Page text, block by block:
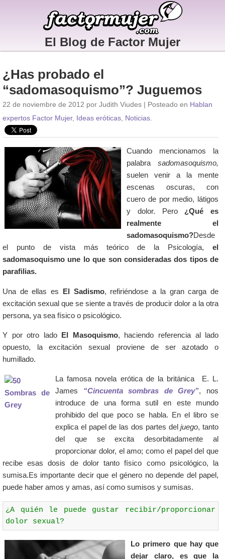
El Blog de Factor Mujer
¿Has probado el
“sadomasoquismo”? Juguemos
22 de noviembre de 2012 por Judith Viudes | Posteado en Hablan
expertos Factor Mujer, Ideas eróticas Noticias
Cuando mencionamos la
palabrasadomasoquismo,
suelen venir a la mente
escenas oscuras, con
cuero de por medio, látigos
y dolor. Pero ¿Qué es
realmente el
sadomasoquismo?Desde
el punto de vista más teórico de la Psicología,el
sadomasoquismo une lo que son consideradas dos tipos de
parafilias.
Una de ellas es El Sadismo, refiriéndose a la gran carga de
excitación sexual que se siente a través de producir dolor a la otra
persona, ya sea físico o psicológico.
Y por otro lado El Masoquismo, haciendo referencia al lado
opuesto, la excitación sexual proviene de ser azotado o
humillado.
La famosa novela erótica de la británica E. L.
James “Cincuenta sombras de Grey”, nos
introduce de una forma sutil en este mundo
prohibido del que poco se habla. En el libro se
explica el papel de las dos partes deljuego, tanto
del que se excita desorbitadamente al
proporcionar dolor, el amo; como el papel del que
recibe esas dosis de dolor tanto físico como psicológico, la
sumisa.Es importante decir que el género no depende del papel,
puede haber amos y amas, así como sumisos y sumisas.
¿A quién le puede gustar recibir/proporcionar
dolor sexual?
Lo primero que hay que
dejar claro, es que la